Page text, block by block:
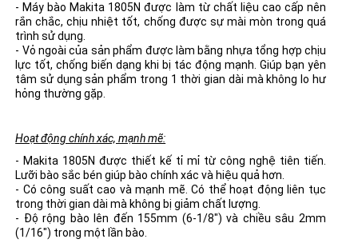
- Máy bào Makita 1805N được làm từ chất liệu cao cấp nên
rắn chắc, chịu nhiệt tốt, chống được sự mài mòn trong quá
trình sử dụng.
- Vỏ ngoài của sản phẩm được làm bằng nhựa tổng hợp chịu
lực tốt, chống biến dạng khi bị tác động mạnh. Giúp bạn yên
tâm sử dụng sản phẩm trong 1 thời gian dài mà không lo hư
hỏng thường gặp.
Hoạt động chính xác, mạnh mẽ:
- Makita 1805N được thiết kế tỉ mỉ từ công nghệ tiên tiến.
Lưỡi bào sắc bén giúp bào chính xác và hiệu quả hơn.
- Có công suất cao và mạnh mẽ. Có thể hoạt động liên tục
trong thời gian dài mà không bị giảm chất lượng.
- Độ rộng bào lên đến 155mm (6-1/8") và chiều sâu 2mm
(1/16") trong một lần bào.